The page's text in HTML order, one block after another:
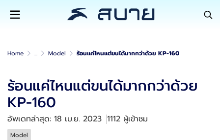
Home ... Model ร้อนแค่ไหนแต่ขนได้มากกว่าด้วย KP-160
ร้อนแค่ไหนแต่ขนได้มากกว่าด้วย
KP-160
อัพเดทล่าสุด: 18 เม.ย. 2023 1112 ผู้เข้าชม
Model